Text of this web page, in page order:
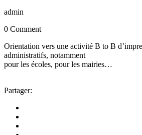
admin
0 Comment
Orientation vers une activité B to B
administratifs, notamment
pour les écoles, pour les mairies…
Partager: